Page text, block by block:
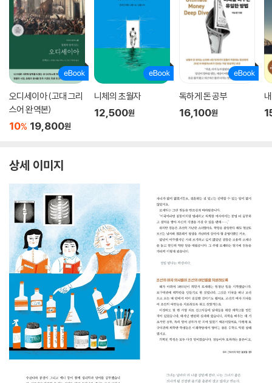
오디세이아 (고대 그리
스어 완역본)
10% 19,800원
니체의 초월자
12,500원
독하게 돈 공부
16,100원
상세 이미지